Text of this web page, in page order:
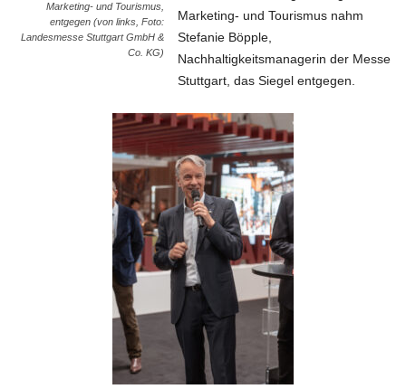
Marketing- und Tourismus,
entgegen (von links, Foto:
Landesmesse Stuttgart GmbH &
Co. KG)
Marketing- und Tourismus nahm
Stefanie Böpple,
Nachhaltigkeitsmanagerin der Messe
Stuttgart, das Siegel entgegen.